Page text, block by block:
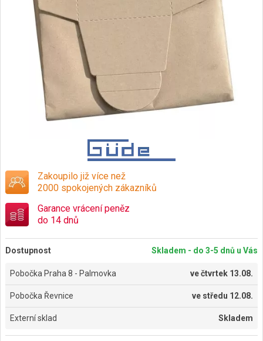
Zakoupilo již více než
2000 spokojených zákazníků
Garance vrácení peněz
do 14 dnů
Dostupnost Skladem - do 3-5 dnů u Vás
Pobočka Praha 8 - Palmovka večtvrtek 13.08.
Pobočka Řevnice ve středu 12.08.
Externí sklad Skladem